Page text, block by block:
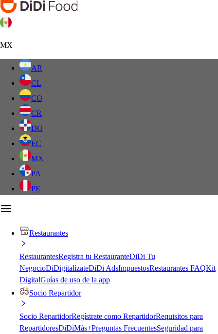
MX
AR
CL
CO
CR
DO
EC
MX
PA
PE
Restaurantes
RestaurantesRegistra tu RestauranteDiDi Tu
NegocioDiDigitalízateDiDi AdsImpuestosRestaurantes FAQKit
DigitalGuías de uso de la app
Socio Repartidor
Socio RepartidorRegístrate como RepartidorRequisitos para
RepartidoresDiDiMás+Preguntas FrecuentesSeguridad para